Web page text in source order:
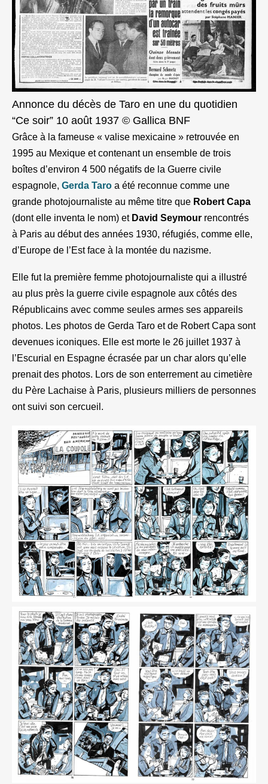
Annonce du décès de Taro en une du quotidien
“Ce soir” 10 août 1937 © Gallica BNF
Grâce à la fameuse « valise mexicaine » retrouvée en
1995 au Mexique et contenant un ensemble de trois
boîtes d’environ 4 500 négatifs de la Guerre civile
espagnole, Gerda Taro a été reconnue comme une
grande photojournaliste au même titre que Robert Capa
(dont elle inventa le nom) et David Seymour rencontrés
à Paris au début des années 1930, réfugiés, comme elle,
d’Europe de l’Est face à la montée du nazisme.
Elle fut la première femme photojournaliste qui a illustré
au plus près la guerre civile espagnole aux côtés des
Républicains avec comme seules armes ses appareils
photos. Les photos de Gerda Taro et de Robert Capa sont
devenues iconiques. Elle est morte le 26 juillet 1937 à
l’Escurial en Espagne écrasée par un char alors qu’elle
prenait des photos. Lors de son enterrement au cimetière
du Père Lachaise à Paris, plusieurs milliers de personnes
ont suivi son cercueil.